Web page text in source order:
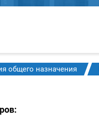
общего назначения